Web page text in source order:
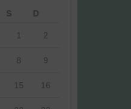
S D
1 2
8 9
15 16